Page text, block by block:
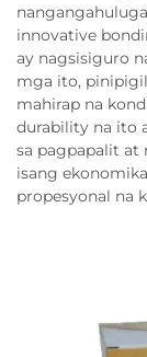
innovative
ay nagsisiguro
mga ito,
mahirap na
durability na ito
sa pagpapalit at
isang
propesyonal na